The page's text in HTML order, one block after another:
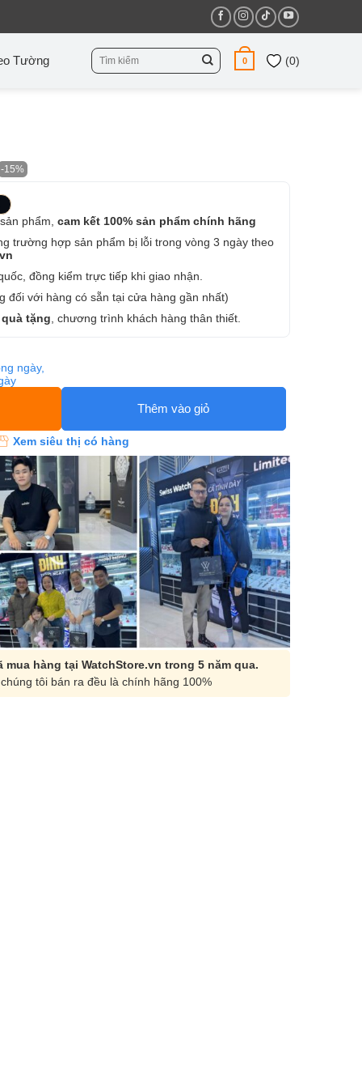
Tường
Tìm
kiếm:
0 (0)
-15%
phẩm, cam kết 100% sản phẩm chính hãng
trường hợp sản phẩm bị lỗi trong vòng 3 ngày theo
đồng kiểm trực tiếp khi giao nhận.
đối với hàng có sẵn tại cửa hàng gần nhất)
tặng , chương trình khách hàng thân thiết.
ngày,
Thêm vào giỏ
Xem siêu thị có hàng
mua hàng tại WatchStore.vn trong 5 năm qua.
tôi bán ra đều là chính hãng 100%